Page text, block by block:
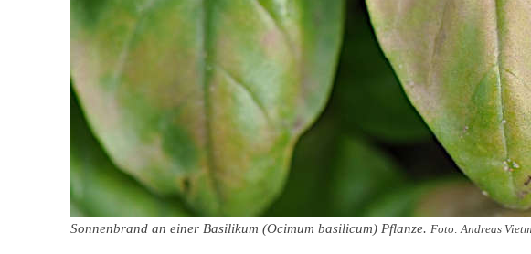
Sonnenbrand an einer Basilikum (Ocimum basilicum) Pflanze. Foto: Andreas